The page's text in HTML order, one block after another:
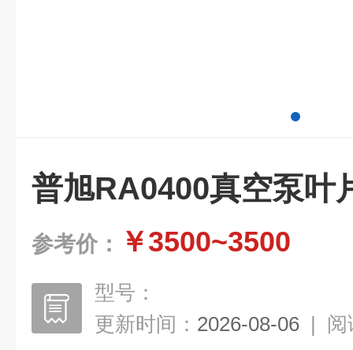
普旭RA0400真空泵叶
参考价： ￥3500~3500
型号：
更新时间： 2026-08-06 | 阅